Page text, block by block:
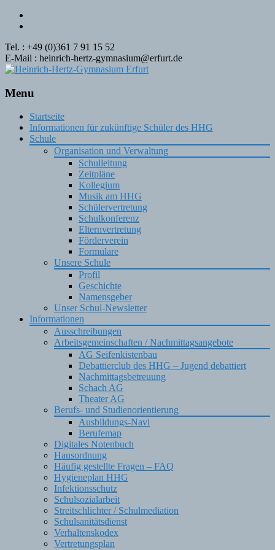
Tel. : +49 (0)361 7 91 15 52
E-Mail : heinrich-hertz-gymnasium@erfurt.de
Menu
Skip
content
Startseite
Informationen für zukünftige Schüler des HHG
Schule
Organisation und Verwaltung
Schulleitung
Zeitpläne
Kollegium
Musik am HHG
Schülervertretung
Schulkonferenz
Elternvertretung
Förderverein
Formulare
Unsere Schule
Profil
Geschichte
Namensgeber
Unser Schul-Newsletter
Informationen
Ausschreibungen
Arbeitsgemeinschaften / Nachmittagsangebote
AG Seifenkistenbau
Debattierclub des HHG – Jugend debattiert
Nachmittagsbetreuung
Schach AG
Theater AG
Berufs- und Studienorientierung
Ausbildungs-Navi
Berufemap
Digitales Notenbuch
Hausordnung
Häufig gestellte Fragen – FAQ
Hygieneplan HHG
Infektionsschutz
Schulsozialarbeit
Streitschlichter / Schulmediation
Schulsanitätsdienst
Verhaltenskodex
Vertretungsplan